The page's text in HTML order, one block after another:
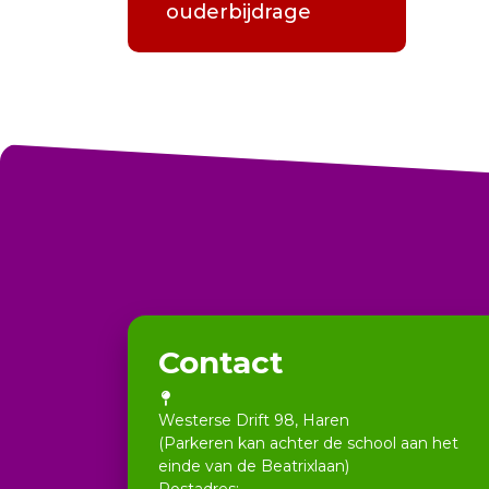
ouderbijdrage
Contact
Westerse Drift 98, Haren
(Parkeren kan achter de school aan het
einde van de Beatrixlaan)